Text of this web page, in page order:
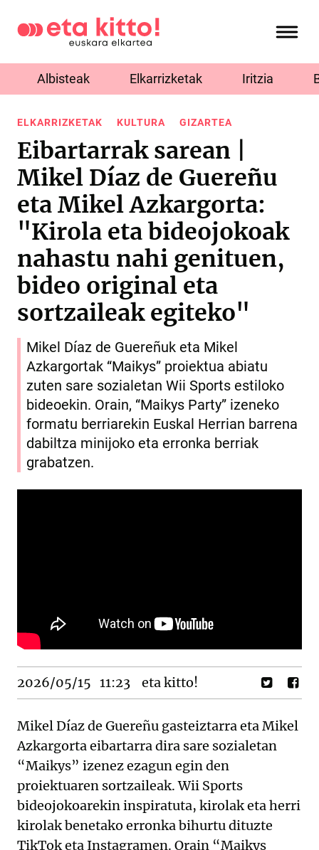
Albisteak Elkarrizketak Iritzia
ELKARRIZKETAK KULTURA GIZARTEA
Eibartarrak sarean |
Mikel Díaz de Guereñu
eta Mikel Azkargorta:
"Kirola eta bideojokoak
nahastu nahi genituen,
bideo original eta
sortzaileak egiteko"
Mikel Díaz de Guereñuk eta Mikel
Azkargortak “Maikys” proiektua abiatu
zuten sare sozialetan Wii Sports estiloko
bideoekin. Orain, “Maikys Party” izeneko
formatu berriarekin Euskal Herrian barrena
dabiltza minijoko eta erronka berriak
grabatzen.
2026/05/15 11:23 eta kitto!
Mikel Díaz de Guereñu gasteiztarra eta Mikel
Azkargorta eibartarra dira sare sozialetan
“Maikys” izenez ezagun egin den
proiektuaren sortzaileak. Wii Sports
bideojokoarekin inspiratuta, kirolak eta herri
kirolak benetako erronka bihurtu dituzte
TikTok eta Instagramen. Orain “Maikys